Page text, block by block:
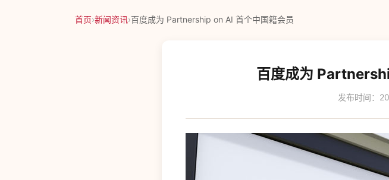
首页›新闻资讯›百度成为 Partnership on AI 首个中国籍会员
百度成为
发布时间：